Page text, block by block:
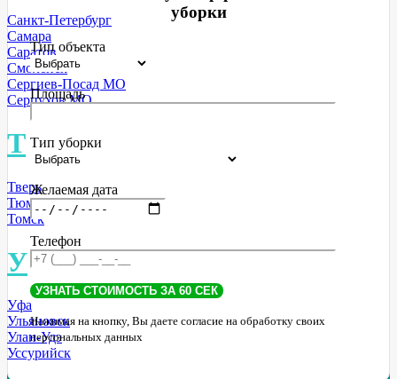
Санкт-Петербург
Самара
Саратов
Смоленск
Сергиев-Посад МО
Серпухов МО
Т
Тверь
Тюмень
Томск
У
Уфа
Ульяновск
Улан-Удэ
Уссурийск
уборки
Тип объекта
Площадь
Тип уборки
Желаемая дата
Телефон
Нажимая на кнопку, Вы даете согласие на обработку своих
персональных данных